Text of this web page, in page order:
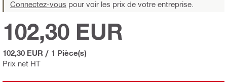
Connectez-vous pour voir les prix de votre entreprise.
Prix net HT
102,30 EUR
102,30 EUR / 1 Pièce(s)